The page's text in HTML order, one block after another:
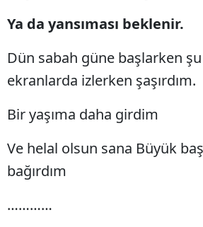
Ya da yansıması beklenir.
Dün sabah güne başlarken
ekranlarda izlerken şaşırdım.
Bir yaşıma daha girdim
Ve helal olsun sana Büyük
bağırdım
…………